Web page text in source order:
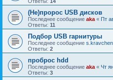
(Не)пророс USB дисков
Последнее сообщение aka « Пт
Ответы: 11
Подбор USB гарнитуры
Последнее сообщение
Ответы: 2
проброс hdd
Последнее сообщение aka « Чт
Ответы: 3